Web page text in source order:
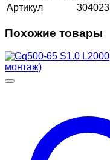
Артикул
304023
Похожие товары